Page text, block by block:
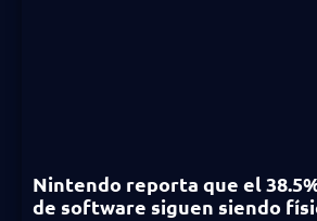
Nintendo reporta que el
de software siguen siendo